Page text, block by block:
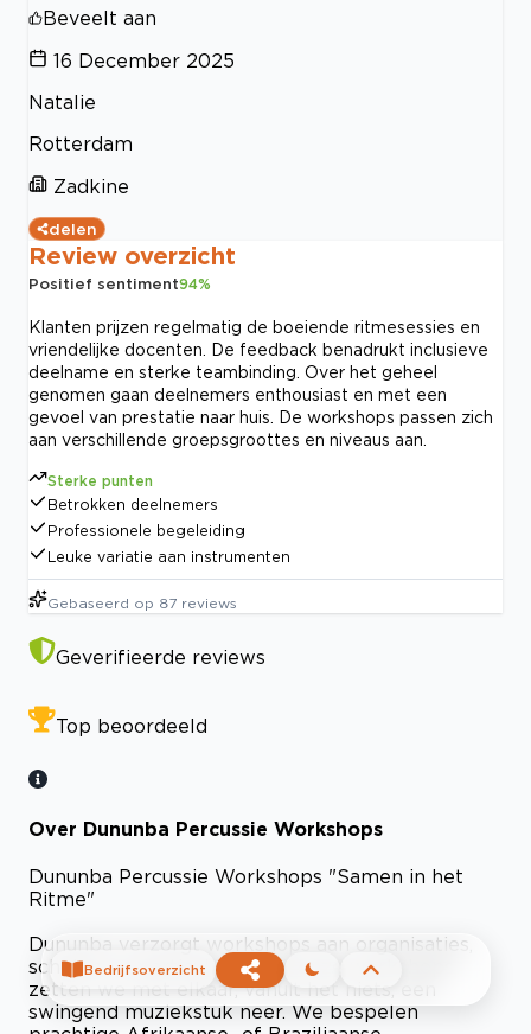
Beveelt aan
16 December 2025
Natalie
Rotterdam
Zadkine
delen
Review overzicht
Positief sentiment94%
Klanten prijzen regelmatig de boeiende ritmesessies en
vriendelijke docenten. De feedback benadrukt inclusieve
deelname en sterke teambinding. Over het geheel
genomen gaan deelnemers enthousiast en met een
gevoel van prestatie naar huis. De workshops passen zich
aan verschillende groepsgroottes en niveaus aan.
Sterke punten
Betrokken deelnemers
Professionele begeleiding
Leuke variatie aan instrumenten
Gebaseerd op 87 reviews
Geverifieerde reviews
Top beoordeeld
Over Dununba Percussie Workshops
Dununba Percussie Workshops "Samen in het
Ritme"
Dununba verzorgt workshops aan organisaties,
scholen en particulieren. Bij onze workshops
zetten we met elkaar, vanuit het niets, een
swingend muziekstuk neer. We bespelen
Bedrijfsoverzicht